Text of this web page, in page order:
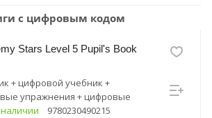
с цифровым кодом
Stars Level 5 Pupil's Book
+ цифровой учебник +
упражнения + цифровые
материалы9780230490215